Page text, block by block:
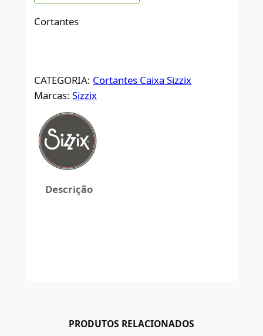
Cortantes
CATEGORIA: Cortantes Caixa Sizzix
Marcas:Sizzix
Descrição
PRODUTOS RELACIONADOS